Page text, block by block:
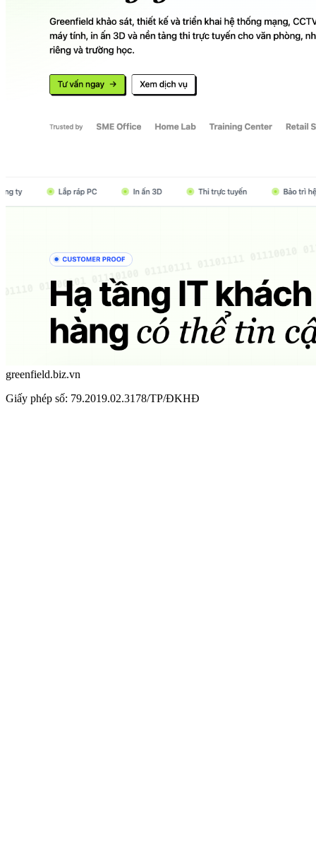
greenfield.biz.vn
Giấy phép số: 79.2019.02.3178/TP/ĐKHĐ